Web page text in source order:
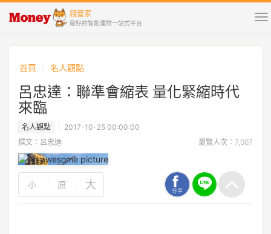
錢管家
最好的智能理財一站式平台
首頁 名人觀點
呂忠達：聯準會縮表 量化緊縮時代
來臨
名人觀點
2017-10-25 00:00:00
撰文：呂忠達
瀏覽人次：7,007
小 原 大 分享